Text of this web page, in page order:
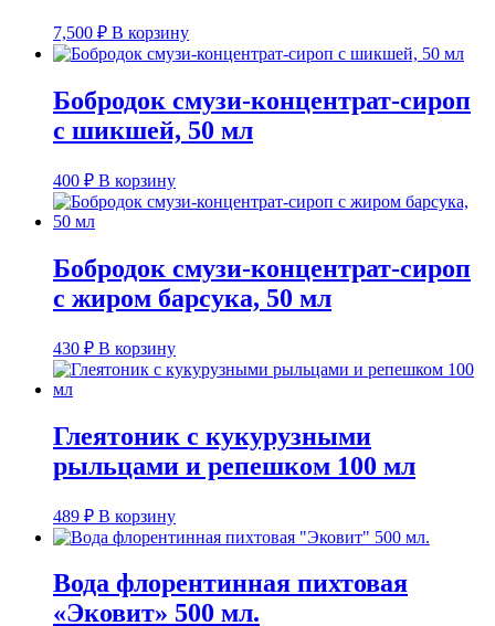
7,500 ₽ В корзину
Бобродок смузи-концентрат-сироп
с шикшей, 50 мл
400 ₽ В корзину
Бобродок смузи-концентрат-сироп
с жиром барсука, 50 мл
430 ₽ В корзину
Глеятоник с кукурузными
рыльцами и репешком 100 мл
489 ₽ В корзину
Вода флорентинная пихтовая
«Эковит» 500 мл.